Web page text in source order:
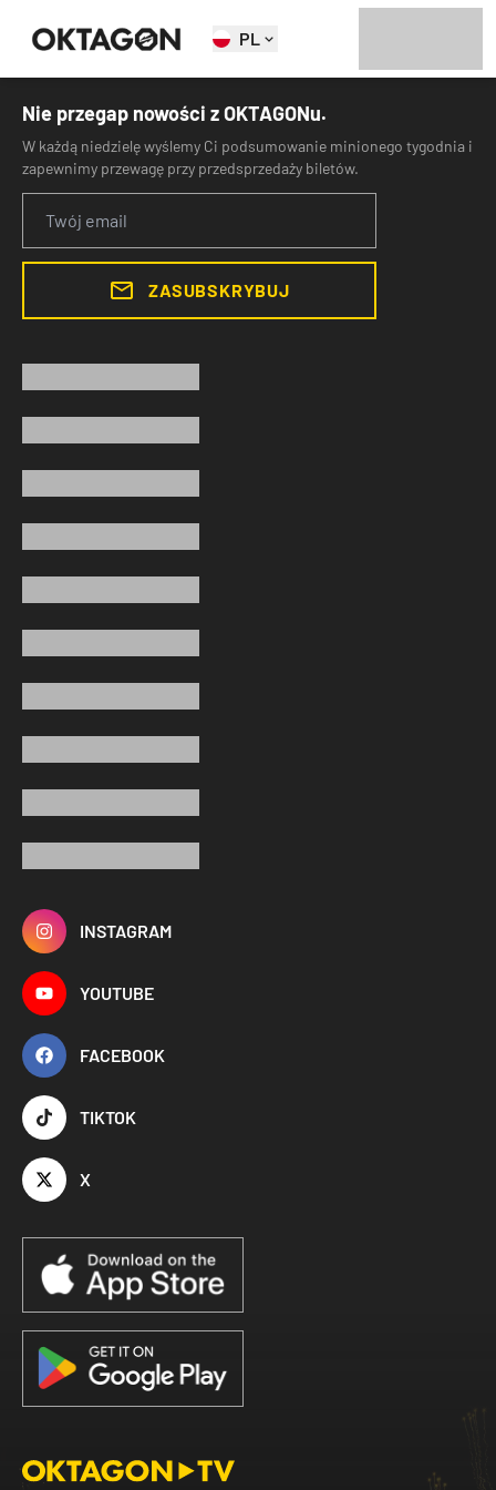
PL
Nie przegap nowości z OKTAGONu.
W każdą niedzielę wyślemy Ci podsumowanie minionego tygodnia i
zapewnimy przewagę przy przedsprzedaży biletów.
ZASUBSKRYBUJ
INSTAGRAM
YOUTUBE
FACEBOOK
TIKTOK
X